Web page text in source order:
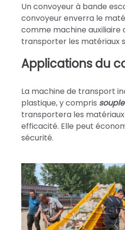
Un convoyeur à bande
convoyeur enverra le
comme machine auxiliaire
transporter les matériaux
Applications du
La machine de transport
plastique, y compris souple
transportera les
efficacité. Elle peut
sécurité.